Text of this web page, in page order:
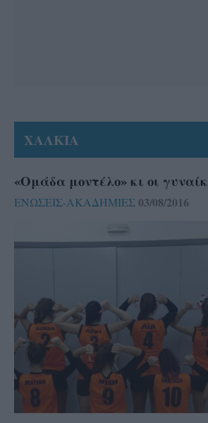
ΧΑΛΚΙΑ
«Ομάδα μοντέλο» κι οι
ΕΝΩΣΕΙΣ-ΑΚΑΔΗΜΙΕΣ 03/08/2016